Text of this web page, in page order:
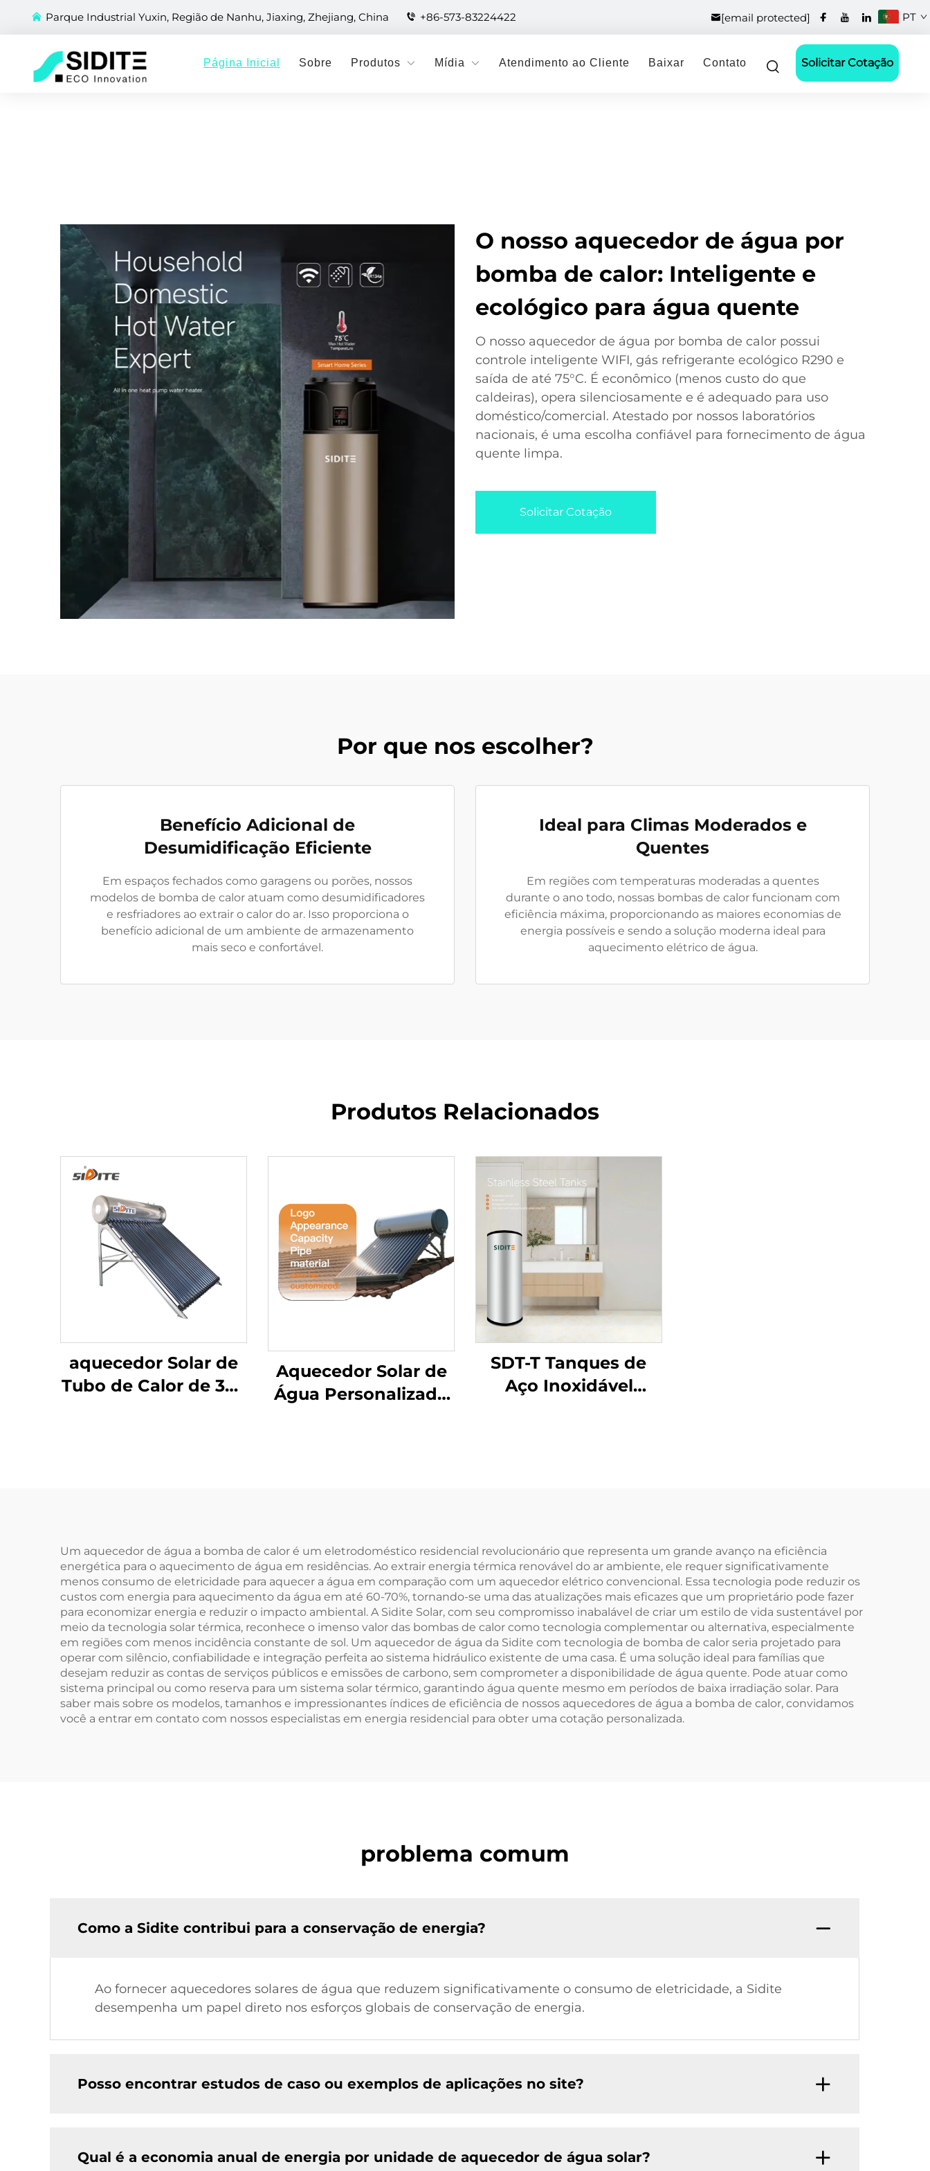
Parque Industrial Yuxin, Região de Nanhu, Jiaxing, Zhejiang, China +86-573-83224422 [email protected] PT
Página Inicial Sobre Produtos Mídia Atendimento ao Cliente Baixar Contato Solicitar Cotação
O nosso aquecedor de água por
bomba de calor: Inteligente e
ecológico para água quente
O nosso aquecedor de água por bomba de calor possui
controle inteligente WIFI, gás refrigerante ecológico R290 e
saída de até 75°C. É econômico (menos custo do que
caldeiras), opera silenciosamente e é adequado para uso
doméstico/comercial. Atestado por nossos laboratórios
nacionais, é uma escolha confiável para fornecimento de água
quente limpa.
Solicitar Cotação
Por que nos escolher?
Benefício Adicional de
Desumidificação Eficiente
Em espaços fechados como garagens ou porões, nossos
modelos de bomba de calor atuam como desumidificadores
e resfriadores ao extrair o calor do ar. Isso proporciona o
benefício adicional de um ambiente de armazenamento
mais seco e confortável.
Ideal para Climas Moderados e
Quentes
Em regiões com temperaturas moderadas a quentes
durante o ano todo, nossas bombas de calor funcionam com
eficiência máxima, proporcionando as maiores economias de
energia possíveis e sendo a solução moderna ideal para
aquecimento elétrico de água.
Produtos Relacionados
aquecedor Solar de
Tubo de Calor de 360
Aquecedor Solar de
Água Personalizado
Comercial e
Industrial
SDT-T Tanques de
Aço Inoxidável
com Coletor Solar
para
Um aquecedor de água a bomba de calor é um eletrodoméstico residencial revolucionário que representa um grande avanço na eficiência
energética para o aquecimento de água em residências. Ao extrair energia térmica renovável do ar ambiente, ele requer significativamente
menos consumo de eletricidade para aquecer a água em comparação com um aquecedor elétrico convencional. Essa tecnologia pode reduzir os
custos com energia para aquecimento da água em até 60-70%, tornando-se uma das atualizações mais eficazes que um proprietário pode fazer
para economizar energia e reduzir o impacto ambiental. A Sidite Solar, com seu compromisso inabalável de criar um estilo de vida sustentável por
meio da tecnologia solar térmica, reconhece o imenso valor das bombas de calor como tecnologia complementar ou alternativa, especialmente
em regiões com menos incidência constante de sol. Um aquecedor de água da Sidite com tecnologia de bomba de calor seria projetado para
operar com silêncio, confiabilidade e integração perfeita ao sistema hidráulico existente de uma casa. É uma solução ideal para famílias que
desejam reduzir as contas de serviços públicos e emissões de carbono, sem comprometer a disponibilidade de água quente. Pode atuar como
sistema principal ou como reserva para um sistema solar térmico, garantindo água quente mesmo em períodos de baixa irradiação solar. Para
saber mais sobre os modelos, tamanhos e impressionantes índices de eficiência de nossos aquecedores de água a bomba de calor, convidamos
você a entrar em contato com nossos especialistas em energia residencial para obter uma cotação personalizada.
problema comum
Como a Sidite contribui para a conservação de energia?
Ao fornecer aquecedores solares de água que reduzem significativamente o consumo de eletricidade, a Sidite
desempenha um papel direto nos esforços globais de conservação de energia.
Posso encontrar estudos de caso ou exemplos de aplicações no site?
Qual é a economia anual de energia por unidade de aquecedor de água solar?